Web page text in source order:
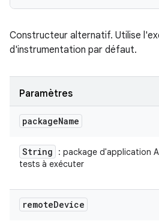
Constructeur alternatif. Utilise
d'instrumentation par défaut.
Paramètres
packageName
String
: package d'application
tests à exécuter
remoteDevice